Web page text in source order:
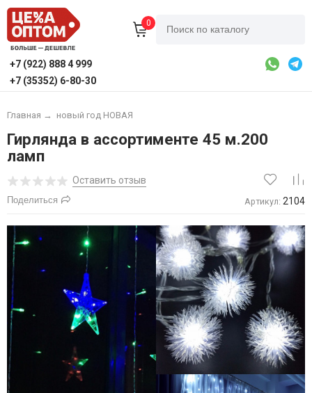
0
+7 (922) 888 4 999
+7 (35352) 6-80-30
Главная → новый год НОВАЯ
Гирлянда в ассортименте 45 м.200
ламп
Оставить отзыв
Поделиться Артикул: 2104